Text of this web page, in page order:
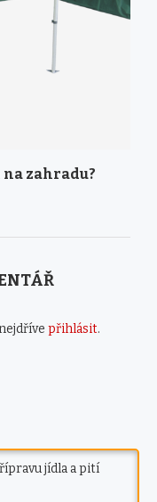
zahradu?
přihlásit.
jídla a pití